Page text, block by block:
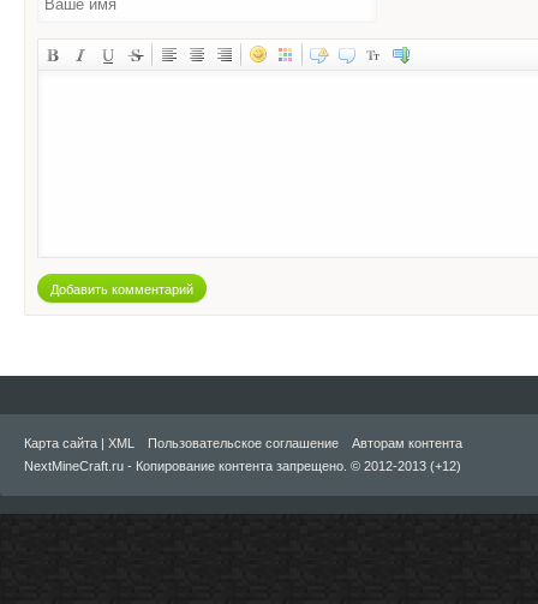
Добавить комментарий
Карта сайта | XML Пользовательское соглашение
Авторам контента
NextMineCraft.ru - Копирование контента запрещено. © 2012-2013 (+12)